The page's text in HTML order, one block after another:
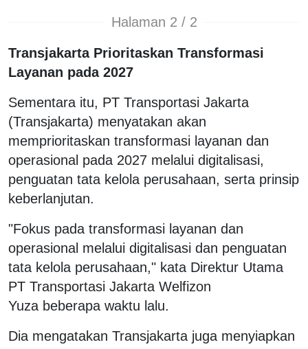
Halaman 2 / 2
Transjakarta Prioritaskan Transformasi
Layanan pada 2027
Sementara itu, PT Transportasi Jakarta
(Transjakarta) menyatakan akan
memprioritaskan transformasi layanan dan
operasional pada 2027 melalui digitalisasi,
penguatan tata kelola perusahaan, serta prinsip
keberlanjutan.
"Fokus pada transformasi layanan dan
operasional melalui digitalisasi dan penguatan
tata kelola perusahaan," kata Direktur Utama
PT Transportasi Jakarta Welfizon
Yuza beberapa waktu lalu.
Dia mengatakan Transjakarta juga menyiapkan